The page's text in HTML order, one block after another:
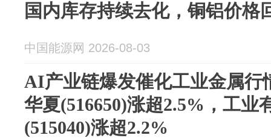
国内库存持续去化，铜铝价格
中国能源网 2026-08-03
AI产业链爆发催化工业金属行
华夏(516650)涨超2.5%，工业
(515040)涨超2.2%